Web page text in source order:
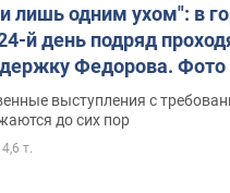
лишь одним ухом": в
й день подряд
Федорова. Фото
выступления с
до сих пор
4,6 т.